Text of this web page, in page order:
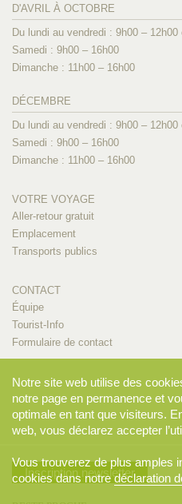
D'AVRIL À OCTOBRE
Du lundi au vendredi : 9h00 –
Samedi : 9h00 – 16h00
Dimanche : 11h00 – 16h00
DÉCEMBRE
Du lundi au vendredi : 9h00 –
Samedi : 9h00 – 16h00
Dimanche : 11h00 – 16h00
VOTRE VOYAGE
Aller-retour gratuit
Emplacement
Transports publics
CONTACT
Équipe
Tourist-Info
Formulaire de contact
Inscription newsletter
Notre site web utilise des
notre page en permanence et
optimale en tant que visiteurs.
web, vous déclarez accepter
Vous trouverez de plus amples
cookies dans notredéclaration